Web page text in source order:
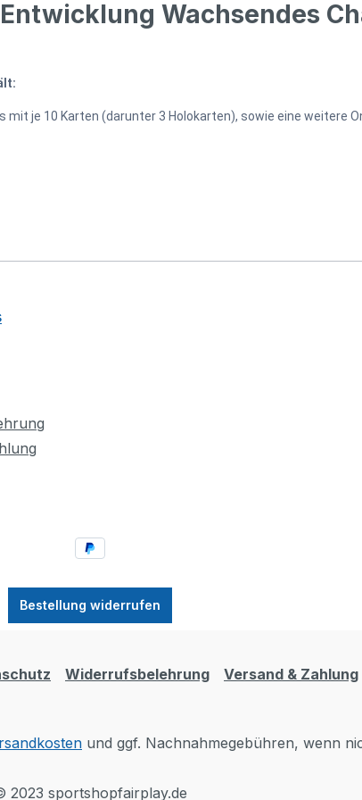
Wachsendes
je 10 Karten (darunter 3 Holokarten), sowie eine weitere
Bestellung widerrufen
Widerrufsbelehrung Versand & Zahlung
und ggf. Nachnahmegebühren, wenn
2023 sportshopfairplay.de